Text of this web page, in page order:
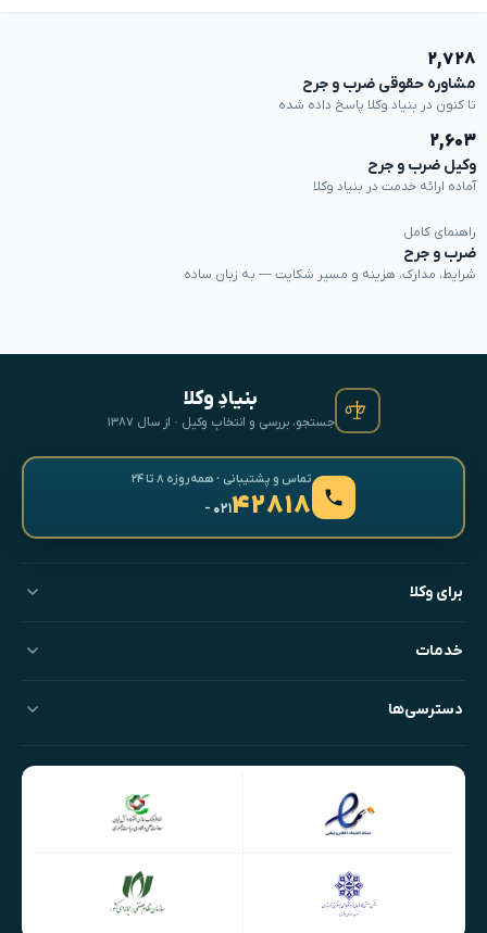
۲,۷۲۸
مشاوره حقوقی ضرب و جرح
تا کنون در بنیاد وکلا پاسخ داده شده
۲,۶۰۳
وکیل ضرب و جرح
آماده ارائه خدمت در بنیاد وکلا
راهنمای کامل
ضرب و جرح
شرایط، مدارک، هزینه و مسیر شکایت — به زبان ساده
بنیادِ وکلا
جستجو، بررسی و انتخابِ وکیل · از سال ۱۳۸۷
تماس و پشتیبانی · همه‌روزه ۸ تا ۲۴
۴۲۸۱۸- ۰۲۱
برای وکلا
خدمات
دسترسی‌ها